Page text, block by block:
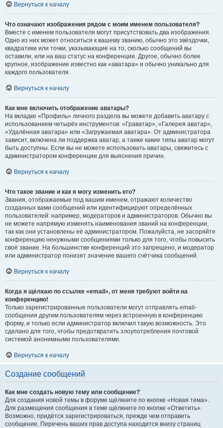
Вернуться к началу
Что означают изображения рядом с моим именем пользователя?
Вместе с именем пользователя могут присутствовать два изображения.
Одно из них может относиться к вашему званию, обычно это звёздочки,
квадратики или точки, указывающие на то, сколько сообщений вы
оставили, или на ваш статус на конференции. Другое, обычно более
крупное, изображение известно как «аватара» и обычно уникально для
каждого пользователя.
Вернуться к началу
Как мне включить отображение аватары?
На вкладке «Профиль» личного раздела вы можете добавить аватару с
использованием четырёх инструментов: «Граватар», «Галерея аватар»,
«Удалённая аватара» или «Загружаемая аватара». От администратора
зависит, включена ли поддержка аватар, а также какие типы аватар могут
быть доступны. Если вы не можете использовать аватары, свяжитесь с
администратором конференции для выяснения причин.
Вернуться к началу
Что такое звание и как я могу изменить его?
Звания, отображаемые под вашим именем, отражают количество
созданных вами сообщений или идентифицируют определённых
пользователей: например, модераторов и администраторов. Обычно вы
не можете напрямую изменять наименования званий на конференции,
так как они установлены её администратором. Пожалуйста, не засоряйте
конференцию ненужными сообщениями только для того, чтобы повысить
своё звание. На большинстве конференций это запрещено, и модератор
или администратор понизят значение вашего счётчика сообщений.
Вернуться к началу
Когда я щёлкаю по ссылке «email», от меня требуют войти на
конференцию!
Только зарегистрированные пользователи могут отправлять email-
сообщения другим пользователям через встроенную в конференцию
форму, и только если администратор включил такую возможность. Это
сделано для того, чтобы предотвратить злоупотребления почтовой
системой анонимными пользователями.
Вернуться к началу
Создание сообщений
Как мне создать новую тему или сообщение?
Для создания новой темы в форуме щёлкните по кнопке «Новая тема».
Для размещения сообщения в теме щёлкните по кнопке «Ответить».
Возможно, придётся зарегистрироваться, прежде чем отправить
сообщение. Перечень ваших прав доступа находится внизу страниц